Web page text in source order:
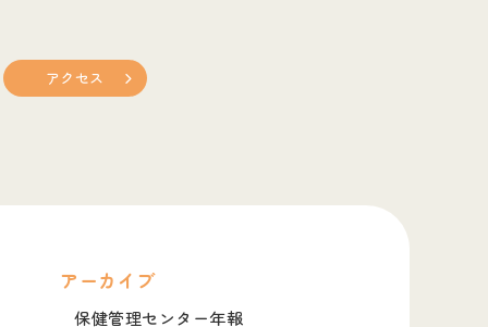
アクセス
アーカイブ
保健管理センター年報